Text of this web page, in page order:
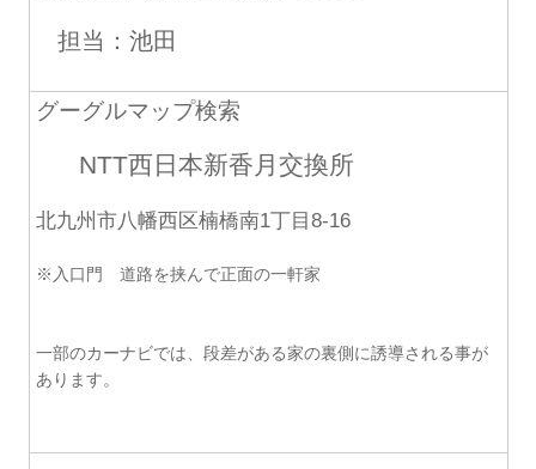
担当：池田
グーグルマップ検索
NTT西日本新香月交換所
北九州市八幡西区楠橋南1丁目8-16
※入口門 道路を挟んで正面の一軒家
一部のカーナビでは、段差がある家の裏側に誘導される事が
あります。